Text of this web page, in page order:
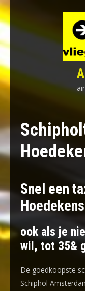
Skip
to
content
Snel een
ook als je
wil, tot 35&
De goedkoopste
Schiphol